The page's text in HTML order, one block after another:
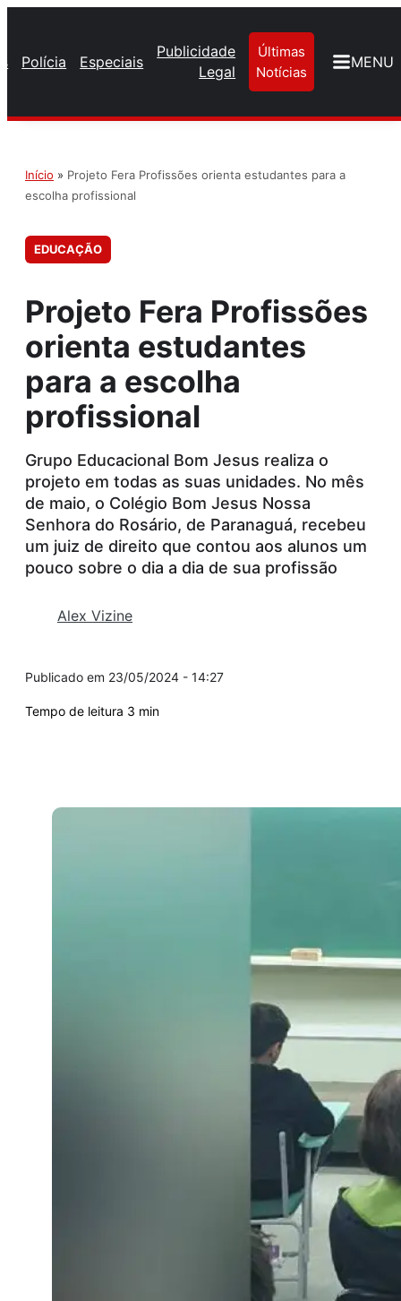
Polícia Especiais
Publicidade
Legal
Últimas
Notícias
MENU
Início » Projeto Fera Profissões orienta estudantes para a
escolha profissional
EDUCAÇÃO
Projeto Fera Profissões
orienta estudantes
para a escolha
profissional
Grupo Educacional Bom Jesus realiza o
projeto em todas as suas unidades. No mês
de maio, o Colégio Bom Jesus Nossa
Senhora do Rosário, de Paranaguá, recebeu
um juiz de direito que contou aos alunos um
pouco sobre o dia a dia de sua profissão
Alex Vizine
23/05/2024 - 14:27